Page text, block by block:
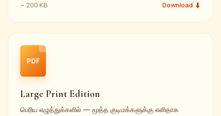
~ 200 KB Download ⬇
PDF
Large Print Edition
பெரிய எழுத்துக்களில் — மூத்த குடிமக்களுக்கு எளிதாக